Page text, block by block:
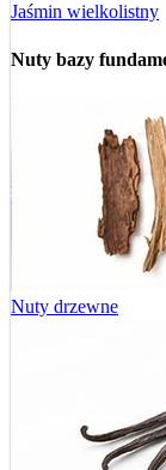
Jaśmin wielkolistny
Nuty bazy
Nuty drzewne